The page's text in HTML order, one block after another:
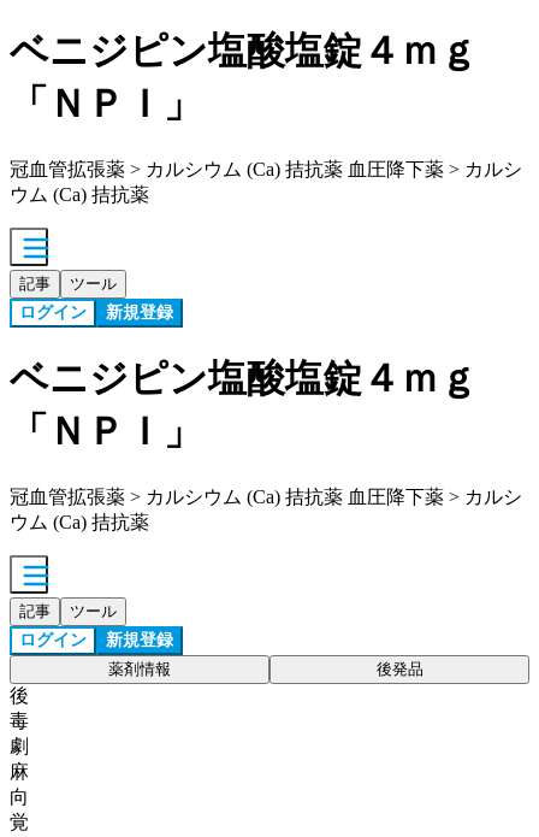
ベニジピン塩酸塩錠４ｍｇ
「ＮＰＩ」
冠血管拡張薬 > カルシウム (Ca) 拮抗薬 血圧降下薬 > カルシ
ウム (Ca) 拮抗薬
記事 ツール
ログイン 新規登録
ベニジピン塩酸塩錠４ｍｇ
「ＮＰＩ」
冠血管拡張薬 > カルシウム (Ca) 拮抗薬 血圧降下薬 > カルシ
ウム (Ca) 拮抗薬
記事 ツール
ログイン 新規登録
薬剤情報 後発品
後
毒
劇
麻
向
覚